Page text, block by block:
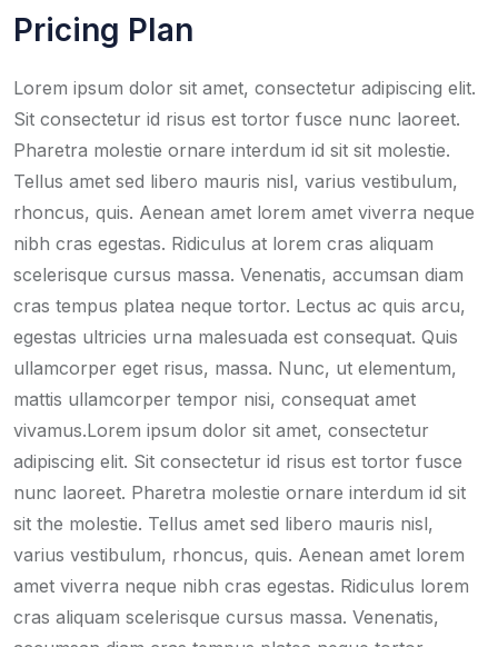
Pricing Plan
Lorem ipsum dolor sit amet, consectetur adipiscing elit.
Sit consectetur id risus est tortor fusce nunc laoreet.
Pharetra molestie ornare interdum id sit sit molestie.
Tellus amet sed libero mauris nisl, varius vestibulum,
rhoncus, quis. Aenean amet lorem amet viverra neque
nibh cras egestas. Ridiculus at lorem cras aliquam
scelerisque cursus massa. Venenatis, accumsan diam
cras tempus platea neque tortor. Lectus ac quis arcu,
egestas ultricies urna malesuada est consequat. Quis
ullamcorper eget risus, massa. Nunc, ut elementum,
mattis ullamcorper tempor nisi, consequat amet
vivamus.Lorem ipsum dolor sit amet, consectetur
adipiscing elit. Sit consectetur id risus est tortor fusce
nunc laoreet. Pharetra molestie ornare interdum id sit
sit the molestie. Tellus amet sed libero mauris nisl,
varius vestibulum, rhoncus, quis. Aenean amet lorem
amet viverra neque nibh cras egestas. Ridiculus lorem
cras aliquam scelerisque cursus massa. Venenatis,